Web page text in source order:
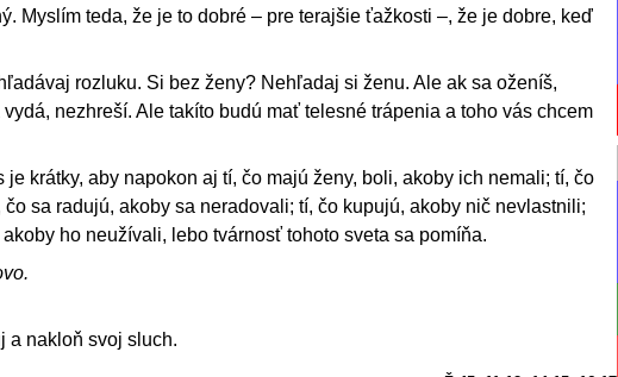
Myslím teda, že je to dobré – pre terajšie ťažkosti –, že je dobre, keď
rozluku. Si bez ženy? Nehľadaj si ženu. Ale ak sa oženíš,
nezhreší. Ale takíto budú mať telesné trápenia a toho vás chcem
je krátky, aby napokon aj tí, čo majú ženy, boli, akoby ich nemali; tí, čo
sa radujú, akoby sa neradovali; tí, čo kupujú, akoby nič nevlastnili;
ho neužívali, lebo tvárnosť tohoto sveta sa pomíňa.
a nakloň svoj sluch.